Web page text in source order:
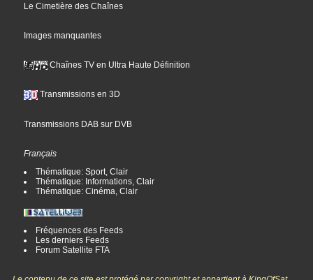
Le Cimetière des Chaînes
Images manquantes
Chaînes TV en Ultra Haute Définition
Transmissions en 3D
Transmissions DAB sur DVB
Français
Thématique: Sport, Clair
Thématique: Informations, Clair
Thématique: Cinéma, Clair
Fréquences des Feeds
Les derniers Feeds
Forum Satellite FTA